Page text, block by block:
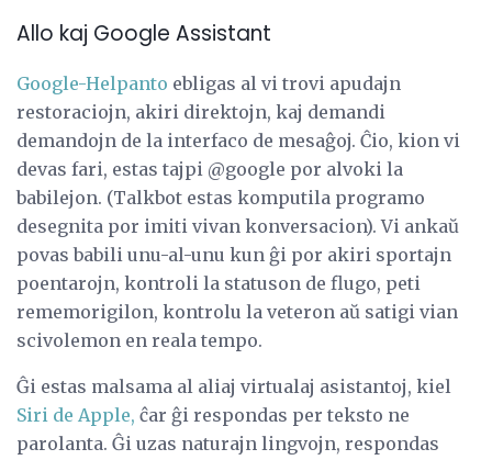
Allo kaj Google Assistant
Google-Helpanto ebligas al vi trovi apudajn
restoraciojn, akiri direktojn, kaj demandi
demandojn de la interfaco de mesaĝoj. Ĉio, kion vi
devas fari, estas tajpi @google por alvoki la
babilejon. (Talkbot estas komputila programo
desegnita por imiti vivan konversacion). Vi ankaŭ
povas babili unu-al-unu kun ĝi por akiri sportajn
poentarojn, kontroli la statuson de flugo, peti
rememorigilon, kontrolu la veteron aŭ satigi vian
scivolemon en reala tempo.
Ĝi estas malsama al aliaj virtualaj asistantoj, kiel
Siri de Apple, ĉar ĝi respondas per teksto ne
parolanta. Ĝi uzas naturajn lingvojn, respondas